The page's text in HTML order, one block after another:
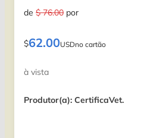
de $ 76.00 por
$62.00USDno cartão
à vista
Produtor(a): CertificaVet.